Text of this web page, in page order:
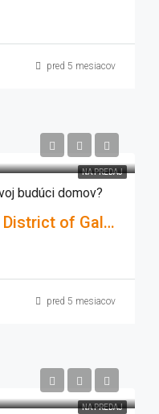
pred 5 mesiacov
NA PREDAJ
budúci domov?
Vinohrady nad Váhom, District of Galanta, Region of Trnava, Western Slovakia, 925 55, Slovakia
pred 5 mesiacov
NA PREDAJ